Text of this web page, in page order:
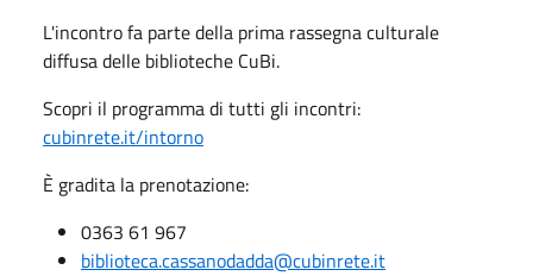
L'incontro fa parte della prima rassegna culturale
diffusa delle biblioteche CuBi.
Scopri il programma di tutti gli incontri:
cubinrete.it/intorno
È gradita la prenotazione:
0363 61 967
biblioteca.cassanodadda@cubinrete.it